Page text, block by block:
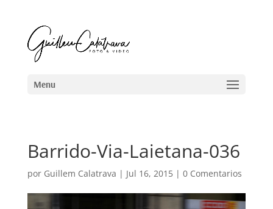
Barrido-Via-Laietana-036
por Guillem Calatrava | Jul 16, 2015| 0 Comentarios